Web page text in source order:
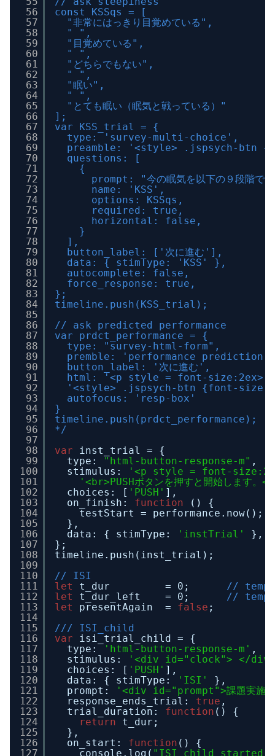
56
57
58
59
60
61
62
63
64
65
66
67
68
69
70
71
72
73
74
75
76
77
78
79
80
81
82
83
84
85
86
87
88
89
90
91
92
93
94
95
96
97
98
99
100
101
102
103
104
105
106
107
108
109
110
111
112
113
114
115
116
117
118
119
120
121
122
123
124
125
126
127
const KSSqs = [
"非常にはっきり目覚めている",
" ",
"目覚めている",
" ",
"どちらでもない",
" ",
"眠い",
" ",
"とても眠い（眠気と戦っている）"
];
var KSS_trial = {
type: 'survey-multi-choice',
preamble: '<style> .jspsych-btn
questions: [
{
prompt: "今の眠気を以下の９段階で
name: 'KSS',
options: KSSqs,
required: true,
horizontal: false,
}
],
button_label: ['次に進む'],
data: { stimType: 'KSS' },
autocomplete: false,
force_response: true,
};
timeline.push(KSS_trial);
// ask predicted performance
var prdct_performance = {
type: "survey-html-form",
premble: 'performance prediction',
button_label: '次に進む',
html: '<p style = font-size:2ex>
'<style> .jspsych-btn {font-
autofocus: 'resp-box'
}
timeline.push(prdct_performance);
*/
var
inst_trial = {
type:
"html-button-response-m" ,
stimulus:
'<p style = font-size:2ex>これ
'<br>PUSHボタンを押すと開始します。
choices: [ 'PUSH' ],
on_finish: function
() {
testStart = performance.now();
},
data: { stimType:
'instTrial'
},
};
timeline.push(inst_trial);
// ISI
let
t_dur         = 0;
// temp
let
t_dur_left    = 0;
// temp
let
presentAgain  = false ;
/// ISI_child
var
isi_trial_child = {
type:
'html-button-response-m' ,
stimulus:
'<div id="clock"> </
choices: [ 'PUSH' ],
data: { stimType:
'ISI'
},
prompt:
'<div id="prompt">課題実
response_ends_trial: true ,
trial_duration: function () {
return
t_dur;
},
on_start: function () {
console.log( "ISI_child_started